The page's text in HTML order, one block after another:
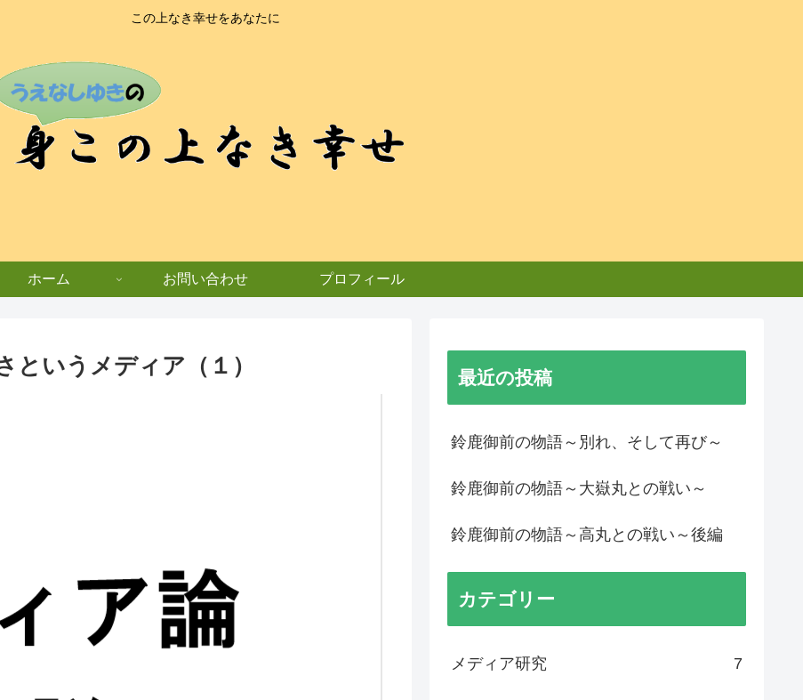
この上なき幸せをあなたに
ホーム お問い合わせ プロフィール
というメディア（１） 最近の投稿
鈴鹿御前の物語～別れ、そして再び～
鈴鹿御前の物語～大嶽丸との戦い～
鈴鹿御前の物語～高丸との戦い～後編
カテゴリー
メディア研究 7